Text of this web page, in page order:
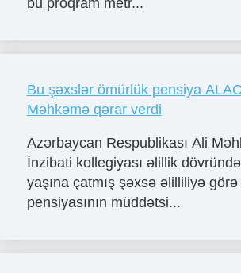
bu proqram metr...
Bu şəxslər ömürlük pensiya
Məhkəmə qərar verdi
Azərbaycan Respublikası Ali
İnzibati kollegiyası əlillik
yaşına çatmış şəxsə əlilliliyə
pensiyasının müddətsi...